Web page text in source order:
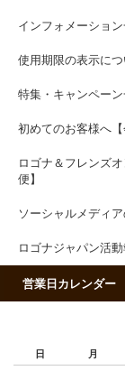
インフォメーション
使用期限の表示につ
特集・キャンペーン
初めてのお客様へ【
ロゴナ＆フレンズ
便】
ソーシャルメディ
ロゴナジャパン活
営業日カレンダー
日 月